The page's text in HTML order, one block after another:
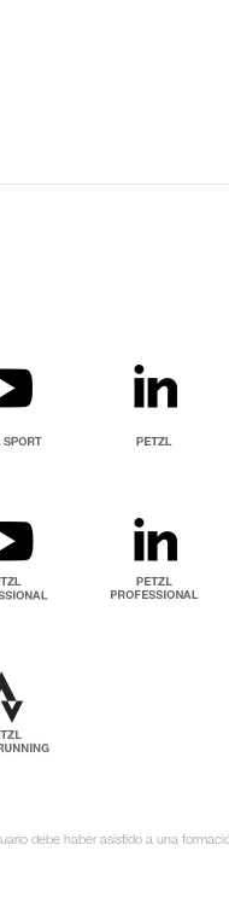
debe haber asistido a una